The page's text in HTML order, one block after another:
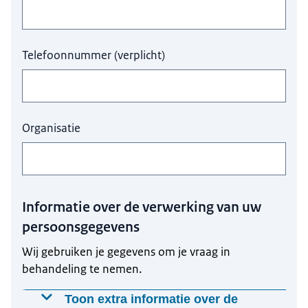
Wendy Broersen-Fransen:
Yvonne Lagerberg:
Autoriteit Persoonsgegevens (AP), Immigratie- en
Instituut (NFI)
Anoeshka Ishwardat:
Yvonne Lagerberg:
Yvonne.Lagerberg@oprijk.nl
Telefoonnummer(verplicht)
Organisatie
Informatie over de verwerking van uw
persoonsgegevens
Wij gebruiken je gegevens om je vraag in
behandeling te nemen.
Toon extra informatie over de